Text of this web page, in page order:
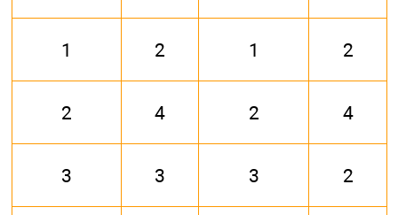
1 2 1 2
2 4 2 4
3 3 3 2